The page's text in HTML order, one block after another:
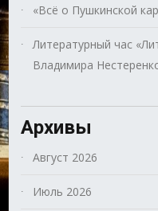
«Всё о Пушкинской
Литературный час
Владимира
Архивы
Август 2026
Июль 2026